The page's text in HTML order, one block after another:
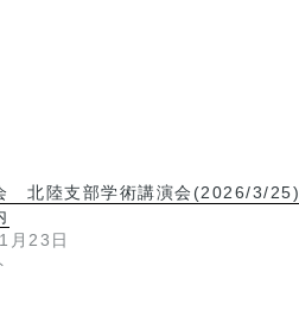
北陸支部学術講演会(2026/3/25)
月23日